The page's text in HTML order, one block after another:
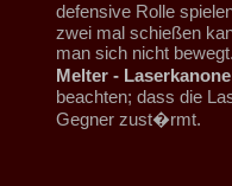
defensive Rolle
zwei mal schießen
man sich nicht
Melter -
beachten; dass die
Gegner zust�rmt.